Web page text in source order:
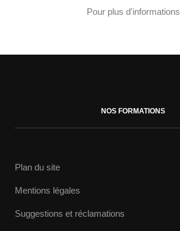
Pour plus d'informations
NOS FORMATIONS
Plan du site
Mentions légales
Suggestions et réclamations